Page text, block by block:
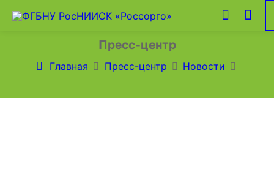
Пресс-центр
Главная Пресс-центр Новости